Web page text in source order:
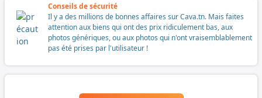
Conseils de sécurité
Il y a des millions de bonnes affaires sur Cava.tn. Mais faites
attention aux biens qui ont des prix ridiculement bas, aux
photos génériques, ou aux photos qui n'ont vraisemblablement
pas été prises par l'utilisateur !